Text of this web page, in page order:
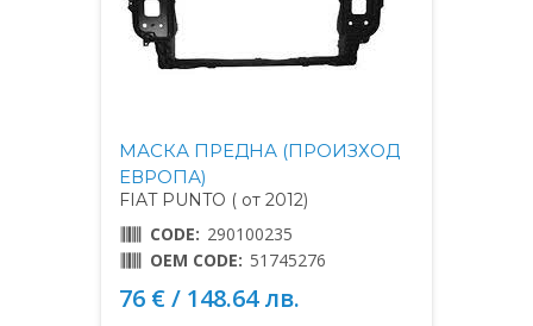
МАСКА ПРЕДНА (ПРОИЗХОД
ЕВРОПА)
FIAT PUNTO ( от 2012)
CODE: 290100235
OEM CODE: 51745276
76 € / 148.64 лв.